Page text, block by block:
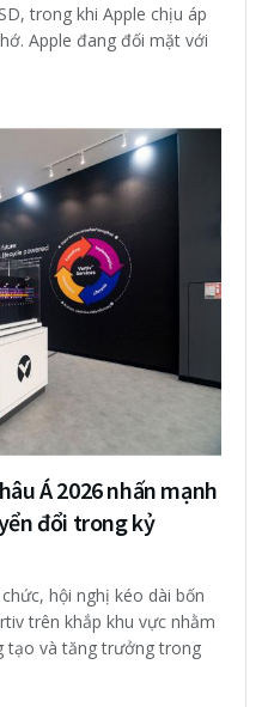
trong khi Apple chịu áp
Apple đang đối mặt với
Á 2026 nhấn mạnh
đổi trong kỷ
hội nghị kéo dài bốn
trên khắp khu vực nhằm
tạo và tăng trưởng trong